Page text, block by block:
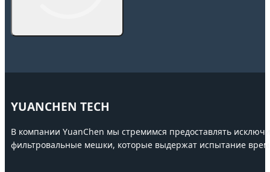
YUANCHEN TECH
В компании YuanChen мы стремимся предоставлять
фильтровальные мешки, которые выдержат испытание